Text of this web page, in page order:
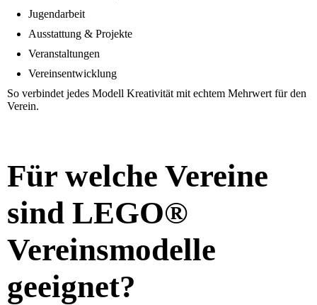
Jugendarbeit
Ausstattung & Projekte
Veranstaltungen
Vereinsentwicklung
So verbindet jedes Modell Kreativität mit echtem Mehrwert für den
Verein.
Für welche Vereine
sind LEGO®
Vereinsmodelle
geeignet?